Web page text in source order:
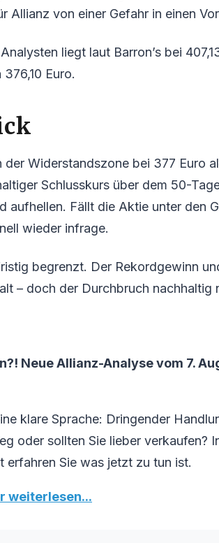
Allianz von einer Gefahr in einen
liegt laut Barron’s bei
Euro.
Widerstandszone bei 377 Euro
Schlusskurs über dem 50-
aufhellen. Fällt die Aktie unter den
wieder infrage.
begrenzt. Der Rekordgewinn
– doch der Durchbruch nachhaltig
Neue Allianz-Analyse vom 7.
klare Sprache: Dringender
oder sollten Sie lieber verkaufen?
erfahren Sie was jetzt zu tun ist.
weiterlesen...